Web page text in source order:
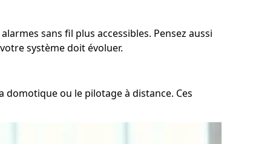
sans fil plus accessibles. Pensez aussi
système doit évoluer.
domotique ou le pilotage à distance. Ces